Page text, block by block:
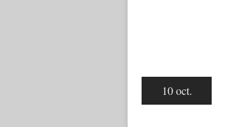
10 oct.